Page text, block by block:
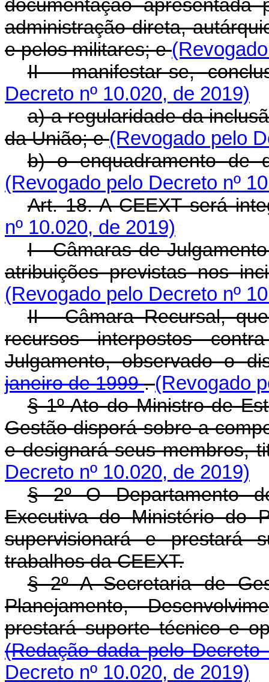
documentação
administração direta,
e pelos militares; e
II - manifestar-se,
Decreto nº 10.020, de 2019)
a) a regularidade da
da União; e(Revogado pelo
b) o enquadramento
(Revogado pelo Decreto nº
Art. 18. A CEEXT será
nº 10.020, de 2019)
I - Câmaras de
atribuições previstas nos
(Revogado pelo Decreto nº
II - Câmara Recursal,
recursos interpostos
Julgamento, observado o
janeiro de 1999.(Revogado
§ 1º Ato do Ministro de
Gestão disporá sobre a
e designará seus membros,
Decreto nº 10.020, de 2019)
§ 2º O Departamento
Executiva do Ministério do
supervisionará e prestará
trabalhos da CEEXT.
§ 2º A Secretaria de
Planejamento,
prestará suporte técnico e
(Redação dada pelo
Decreto nº 10.020, de 2019)